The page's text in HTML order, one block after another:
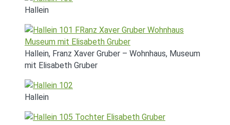
Hallein
Hallein, Franz Xaver Gruber – Wohnhaus, Museum
mit Elisabeth Gruber
Hallein